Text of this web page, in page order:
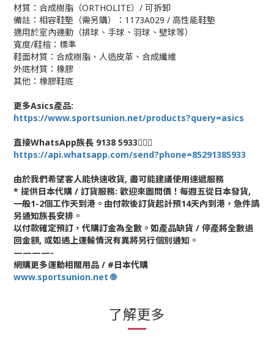
材質：合成樹脂（ORTHOLITE）/ 可拆卸
備註：相容鞋墊（需另購）：1173A029 / 高性能鞋墊
適用於室內運動（排球、手球、羽球、壁球等）
寬度/鞋楦：標準
鞋面材質：合成樹脂、人造皮革、合成纖維
外底材質：橡膠
其他：橡膠鞋底
更多Asics產品:
https://www.sportsunion.net/products?query=asics
直接WhatsApp族長 9138 5933🙆🏻‍♂
https://api.whatsapp.com/send?phone=85291385933
由於我們希望客人能快速收貨, 盡可能建議使用速遞服務
* 提供日本代購 / 訂貨服務: 歡迎來圖問價！每週五從日本發貨,
一般1-2個工作天到港。由付款後訂貨起計預14天內到港，急件請
另通知族長安排。
以付款確定預訂，代購訂金為全數。如產品缺貨 / 停產將全數退
回金額, 或如遇上運輸情況有異將另行個別通知。
————-
網購更多運動相關用品 / #日本代購
www.sportsunion.net 🌐
了解更多